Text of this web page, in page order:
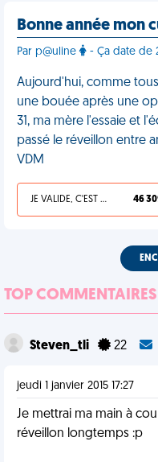
Bonne année mon
Par p@uline - Ça date de
Aujourd'hui, comme
une bouée après une
31, ma mère l'essaie et
passé le réveillon entre
VDM
JE VALIDE, C'EST UNE VDM 46
TOP COMMENTAIRES
Steven_tli 22
jeudi 1 janvier 2015 17:27
Je mettrai ma main à
réveillon longtemps :p